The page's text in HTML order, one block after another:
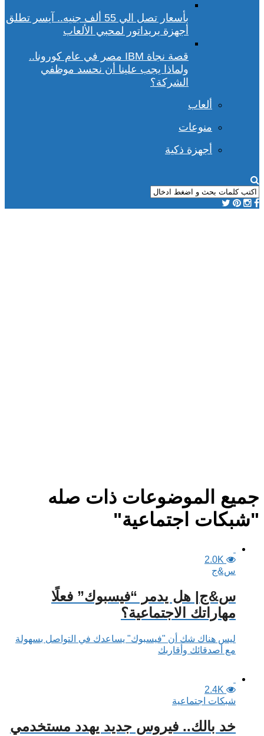
بأسعار تصل الي 55 ألف جنيه.. آيسر تطلق
أجهزة بريداتور لمحبي الألعاب
قصة نجاة IBM مصر في عام كورونا..
ولماذا يجب علينا أن نحسد موظفي
الشركة؟
ألعاب
منوعات
أجهزة ذكية
جميع الموضوعات ذات صله
"شبكات اجتماعية"
2.0K
س&ج
س&ج| هل يدمر “فيسبوك” فعلًا
مهاراتك الاجتماعية؟
ليس هناك شك أن "فيسبوك" يساعدك في التواصل بسهولة
مع أصدقائك وأقاربك
2.4K
شبكات اجتماعية
خد بالك.. فيروس جديد يهدد مستخدمي